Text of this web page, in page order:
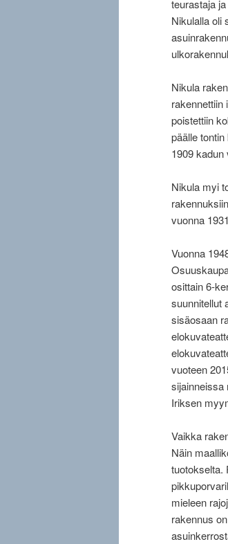
teurastaja
Nikulalla oli
Nikula
rakennettiin
poistettiin
päälle
1909 kadun
Nikula myi
vuonna
Vuonna
osittain 6-
suunnitellut
sisäosaan
vuoteen
sijainneissa
Iriksen
Vaikka
Näin
tuotokselta.
mieleen
rakennus